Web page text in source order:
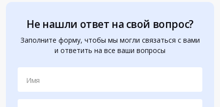
Не нашли ответ на свой вопрос?
Заполните форму, чтобы мы могли связаться с вами
и ответить на все ваши вопросы
Имя